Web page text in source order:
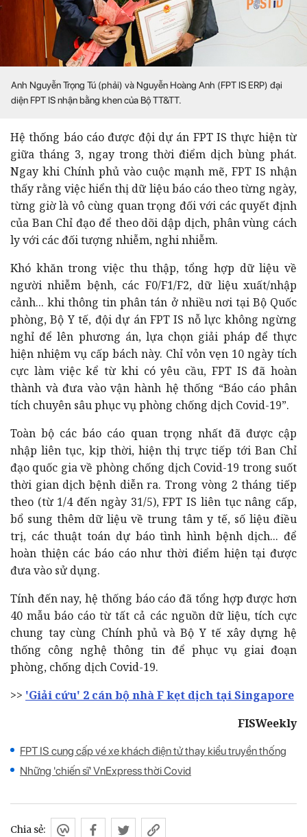
Anh Nguyễn Trọng Tú (phải) và Nguyễn Hoàng Anh (FPT IS ERP) đại
diện FPT IS nhận bằng khen của Bộ TT&TT.
Hệ thống báo cáo được đội dự án FPT IS thực hiện từ
giữa tháng 3, ngay trong thời điểm dịch bùng phát.
Ngay khi Chính phủ vào cuộc mạnh mẽ, FPT IS nhận
thấy rằng việc hiển thị dữ liệu báo cáo theo từng ngày,
từng giờ là vô cùng quan trọng đối với các quyết định
của Ban Chỉ đạo để theo dõi dập dịch, phân vùng cách
ly với các đối tượng nhiễm, nghi nhiễm.
Khó khăn trong việc thu thập, tổng hợp dữ liệu về
người nhiễm bệnh, các F0/F1/F2, dữ liệu xuất/nhập
cảnh... khi thông tin phân tán ở nhiều nơi tại Bộ Quốc
phòng, Bộ Y tế, đội dự án FPT IS nỗ lực không ngừng
nghỉ để lên phương án, lựa chọn giải pháp để thực
hiện nhiệm vụ cấp bách này. Chỉ vỏn vẹn 10 ngày tích
cực làm việc kể từ khi có yêu cầu, FPT IS đã hoàn
thành và đưa vào vận hành hệ thống “Báo cáo phân
tích chuyên sâu phục vụ phòng chống dịch Covid-19”.
Toàn bộ các báo cáo quan trọng nhất đã được cập
nhập liên tục, kịp thời, hiện thị trực tiếp tới Ban Chỉ
đạo quốc gia về phòng chống dịch Covid-19 trong suốt
thời gian dịch bệnh diễn ra. Trong vòng 2 tháng tiếp
theo (từ 1/4 đến ngày 31/5), FPT IS liên tục nâng cấp,
bổ sung thêm dữ liệu về trung tâm y tế, số liệu điều
trị, các thuật toán dự báo tình hình bệnh dịch... để
hoàn thiện các báo cáo như thời điểm hiện tại được
đưa vào sử dụng.
Tính đến nay, hệ thống báo cáo đã tổng hợp được hơn
40 mẫu báo cáo từ tất cả các nguồn dữ liệu, tích cực
chung tay cùng Chính phủ và Bộ Y tế xây dựng hệ
thống công nghệ thông tin để phục vụ giai đoạn
phòng, chống dịch Covid-19.
>> 'Giải cứu' 2 cán bộ nhà F kẹt dịch tại Singapore
FISWeekly
FPT IS cung cấp vé xe khách điện tử thay kiểu truyền thống
Những 'chiến sĩ' VnExpress thời Covid
Chia sẻ: